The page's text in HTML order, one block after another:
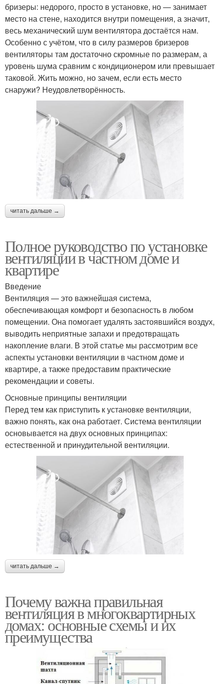
бризеры: недорого, просто в установке, но — занимает
место на стене, находится внутри помещения, а значит,
весь механический шум вентилятора достаётся нам.
Особенно с учётом, что в силу размеров бризеров
вентиляторы там достаточно скромные по размерам, а
уровень шума сравним с кондиционером или превышает
таковой. Жить можно, но зачем, если есть место
снаружи? Неудовлетворённость.
читать дальше →
Полное руководство по установке
вентиляции в частном доме и
квартире
Введение
Вентиляция — это важнейшая система,
обеспечивающая комфорт и безопасность в любом
помещении. Она помогает удалять застоявшийся воздух,
выводить неприятные запахи и предотвращать
накопление влаги. В этой статье мы рассмотрим все
аспекты установки вентиляции в частном доме и
квартире, а также предоставим практические
рекомендации и советы.
Основные принципы вентиляции
Перед тем как приступить к установке вентиляции,
важно понять, как она работает. Система вентиляции
основывается на двух основных принципах:
естественной и принудительной вентиляции.
читать дальше →
Почему важна правильная
вентиляция в многоквартирных
домах: основные схемы и их
преимущества